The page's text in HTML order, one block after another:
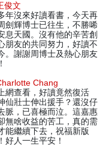
俊文
年沒來好讀看書，今天再
劍輝博士已往生，不勝唏
息天國。沒有他的辛苦創
朋友的共同努力，好讀不
。謝謝周博士及熱心朋友
Chang
網查看，好讀竟然復活
仙壯士伸出援手？還沒仔
脈，已喜極而泣。這嘉惠
無啥收益的苦工，真的需
能繼續下去，祝福新版
好人一生平安！